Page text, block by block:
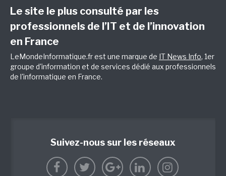
Le site le plus consulté par les
professionnels de l’IT et de l’innovation
en France
LeMondeInformatique.fr est une marque de IT News Info, 1er
groupe d'information et de services dédié aux professionnels
de l'informatique en France.
Suivez-nous sur les réseaux